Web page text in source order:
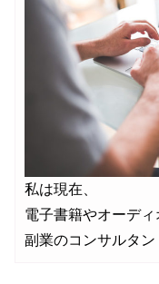
私は現在、
電子書籍やオーデ
副業のコンサルタン